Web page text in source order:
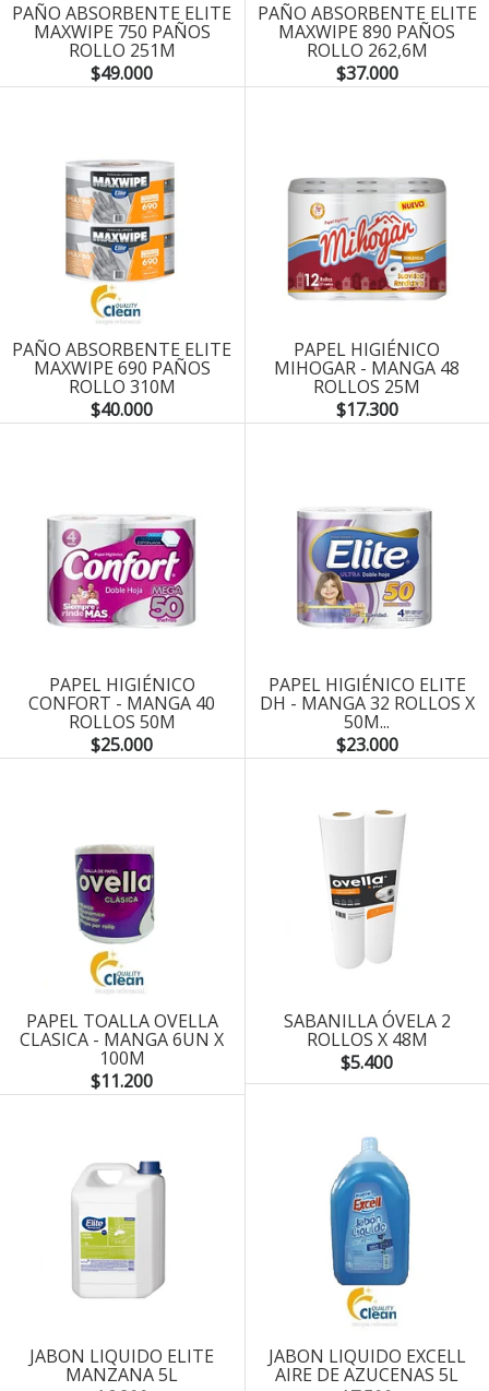
PAÑO ABSORBENTE ELITE
MAXWIPE 750 PAÑOS
ROLLO 251M
$49.000
PAÑO ABSORBENTE ELITE
MAXWIPE 890 PAÑOS
ROLLO 262,6M
$37.000
PAÑO ABSORBENTE ELITE
MAXWIPE 690 PAÑOS
ROLLO 310M
$40.000
PAPEL HIGIÉNICO
MIHOGAR - MANGA 48
ROLLOS 25M
$17.300
PAPEL HIGIÉNICO
CONFORT - MANGA 40
ROLLOS 50M
$25.000
PAPEL HIGIÉNICO ELITE
DH - MANGA 32 ROLLOS X
50M...
$23.000
PAPEL TOALLA OVELLA
CLASICA - MANGA 6UN X
100M
$11.200
SABANILLA ÓVELA 2
ROLLOS X 48M
$5.400
JABON LIQUIDO ELITE
MANZANA 5L
JABON LIQUIDO EXCELL
AIRE DE AZUCENAS 5L